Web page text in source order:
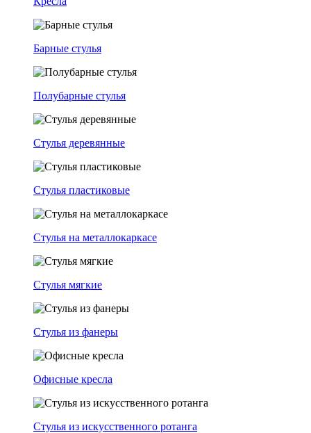
Барные стулья
Полубарные стулья
Стулья деревянные
Стулья пластиковые
Стулья на металлокаркасе
Стулья мягкие
Стулья из фанеры
Офисные кресла
Стулья из искусственного ротанга